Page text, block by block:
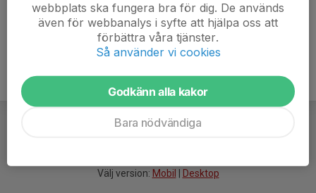
Välj version: Mobil Desktop
webbplats ska fungera bra för dig. De används
även för webbanalys i syfte att hjälpa oss att
förbättra våra tjänster.
Så använder vi cookies
Godkänn alla kakor
Bara nödvändiga